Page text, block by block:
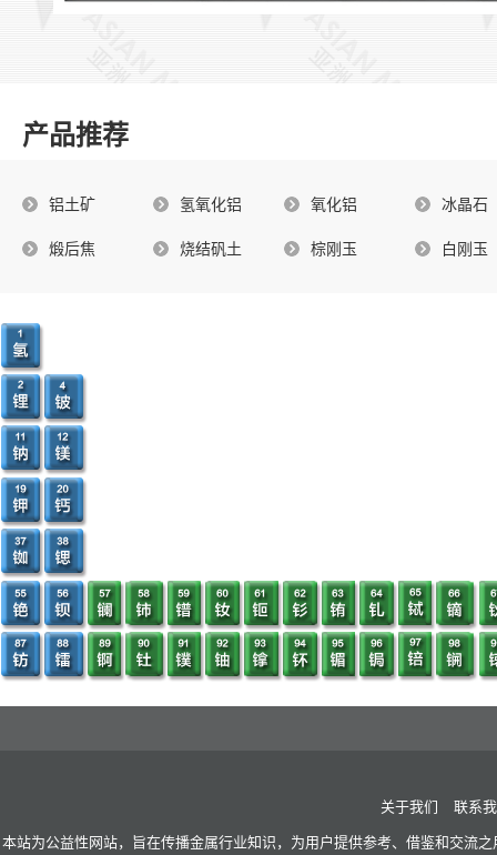
产品推荐
铝土矿 氢氧化铝 氧化铝 冰晶石
煅后焦 烧结矾土 棕刚玉 白刚玉
关于我们 联系
本站为公益性网站，旨在传播金属行业知识，为用户提供参考、借鉴和交流